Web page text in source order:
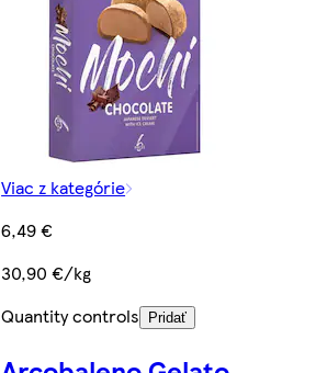
Viac z kategórie
6,49 €
30,90 €/kg
Quantity controls
Pridať